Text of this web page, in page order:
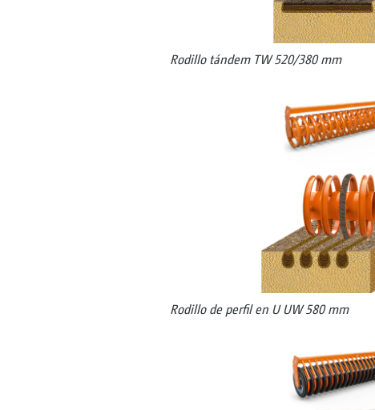
Rodillo tándem TW 520/380 mm
Rodillo de perfil en U UW 580 mm